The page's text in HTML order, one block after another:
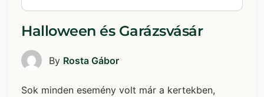
Halloween és Garázsvásár
By Rosta Gábor
Sok minden esemény volt már a kertekben,